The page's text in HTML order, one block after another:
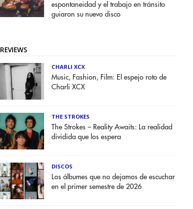
espontaneidad y el trabajo en tránsito
guiaron su nuevo disco
REVIEWS
CHARLI XCX
Music, Fashion, Film: El espejo roto de
Charli XCX
THE STROKES
The Strokes – Reality Awaits: La realidad
dividida que los espera
DISCOS
Los álbumes que no dejamos de escuchar
en el primer semestre de 2026